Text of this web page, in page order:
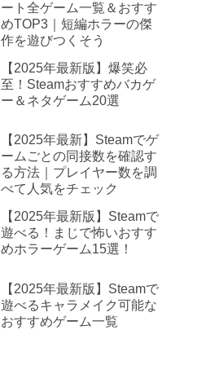
ート全ゲーム一覧＆おすす
めTOP3｜短編ホラーの傑
作を遊びつくそう
【2025年最新版】爆笑必
至！Steamおすすめバカゲ
ー＆ネタゲーム20選
【2025年最新】Steamでゲ
ームごとの同接数を確認す
る方法｜プレイヤー数を調
べて人気をチェック
【2025年最新版】Steamで
遊べる！まじで怖いおすす
めホラーゲーム15選！
【2025年最新版】Steamで
遊べるキャラメイク可能な
おすすめゲーム一覧